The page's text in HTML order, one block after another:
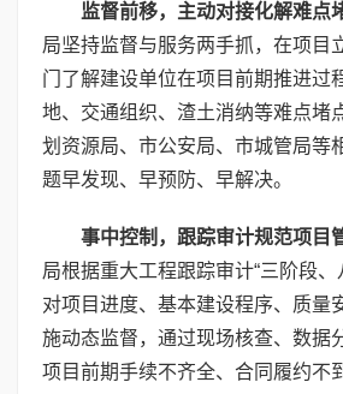
监督前移，主动对接化解难点
局坚持监督与服务两手抓，在项目
门了解建设单位在项目前期推进过
地、交通组织、渣土消纳等难点堵
划资源局、市公安局、市城管局等
题早发现、早预防、早解决。
事中控制，跟踪审计规范项目
局根据重大工程跟踪审计“三阶段、
对项目进度、基本建设程序、质量
施动态监督，通过现场核查、数据
项目前期手续不齐全、合同履约不